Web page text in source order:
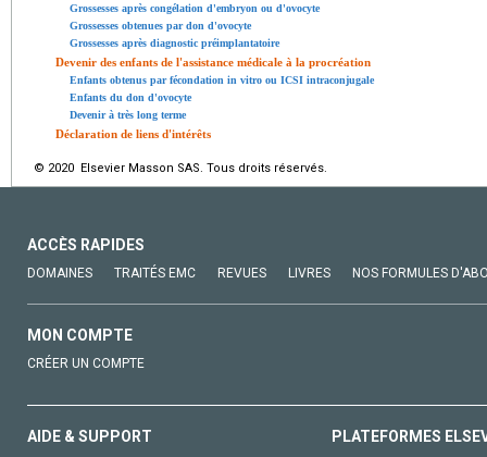
Grossesses après congélation d'embryon ou d'ovocyte
Grossesses obtenues par don d'ovocyte
Grossesses après diagnostic préimplantatoire
Devenir des enfants de l'assistance médicale à la procréation
Enfants obtenus par fécondation in vitro ou ICSI intraconjugale
Enfants du don d'ovocyte
Devenir à très long terme
Déclaration de liens d'intérêts
© 2020 Elsevier Masson SAS. Tous droits réservés.
ACCÈS RAPIDES
DOMAINES TRAITÉS EMC REVUES LIVRES NOS FORMULES
MON COMPTE
CRÉER UN COMPTE
AIDE & SUPPORT PLATEFORMES